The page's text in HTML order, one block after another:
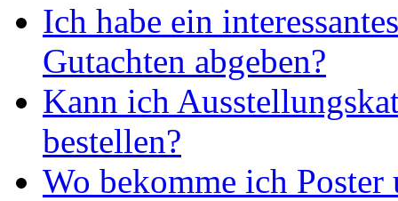
Ich habe ein
Gutachten abgeben?
Kann ich
bestellen?
Wo bekomme ich